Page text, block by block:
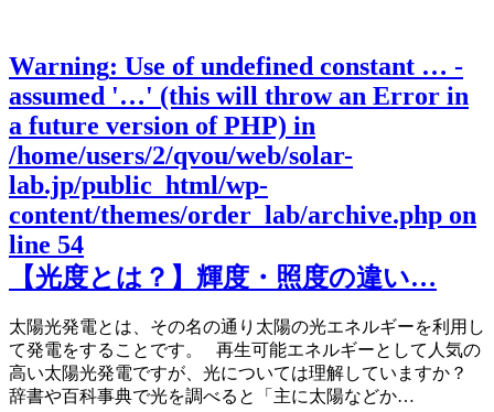
Warning: Use of undefined constant … -
assumed '…' (this will throw an Error in
a future version of PHP) in
/home/users/2/qvou/web/solar-
lab.jp/public_html/wp-
content/themes/order_lab/archive.php on
line 54
【光度とは？】輝度・照度の違い…
太陽光発電とは、その名の通り太陽の光エネルギーを利用し
て発電をすることです。 再生可能エネルギーとして人気の
高い太陽光発電ですが、光については理解していますか？
辞書や百科事典で光を調べると「主に太陽などか…